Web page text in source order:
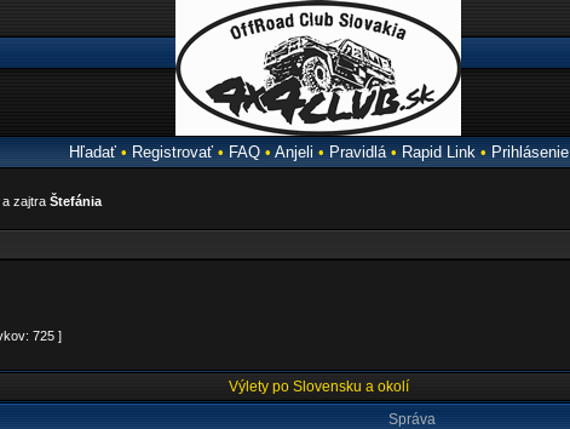
Hľadať• Registrovať• FAQ• Anjeli • Pravidlá• Rapid Link • Prihlásenie
zajtra Štefánia
725 ]
Výlety po Slovensku a okolí
Správa